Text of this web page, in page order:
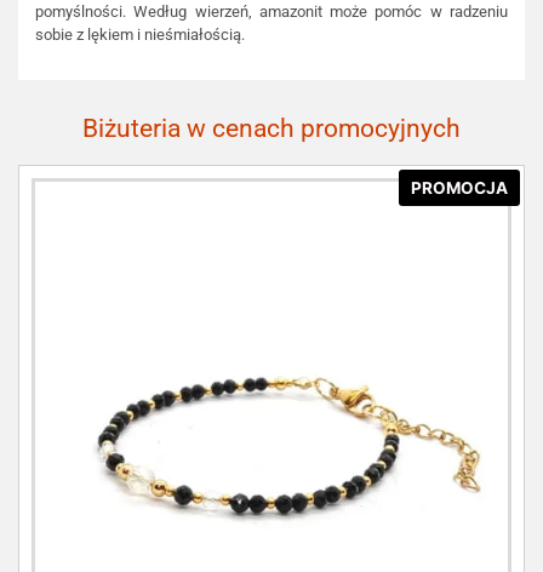
pomyślności. Według wierzeń, amazonit może pomóc w radzeniu
sobie z lękiem i nieśmiałością.
Biżuteria w cenach promocyjnych
PROMOCJA